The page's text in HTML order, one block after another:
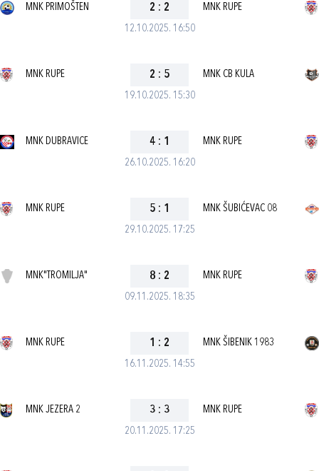
12.10.2025. 16:50
MNK PRIMOŠTEN 2 : 2 MNK RUPE
19.10.2025. 15:30
MNK RUPE 2 : 5 MNK CB KULA
26.10.2025. 16:20
MNK DUBRAVICE 4 : 1 MNK RUPE
29.10.2025. 17:25
MNK RUPE 5 : 1 MNK ŠUBIĆEVAC 08
09.11.2025. 18:35
MNK"TROMILJA" 8 : 2 MNK RUPE
16.11.2025. 14:55
MNK RUPE 1 : 2 MNK ŠIBENIK 1983
20.11.2025. 17:25
MNK JEZERA 2 3 : 3 MNK RUPE